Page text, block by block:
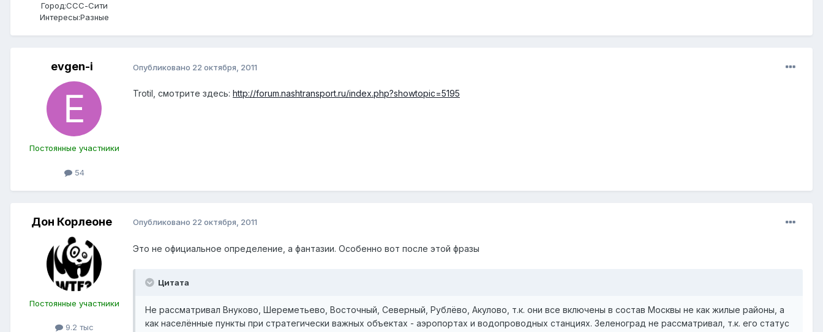
Город:ССС-Сити
Интересы:Разные
evgen-i
Постоянные участники
54
Опубликовано 22 октября, 2011
Trotil, смотрите здесь: http://forum.nashtransport.ru/index.php?showtopic=5195
Дон Корлеоне
Постоянные участники
9.2 тыс
Опубликовано 22 октября, 2011
Это не официальное определение, а фантазии. Особенно вот после этой фразы
Цитата
Не рассматривал Внуково, Шереметьево, Восточный, Северный, Рублёво, Акулово, т.к. они все включены в состав Москвы не как жилые районы, а
как населённые пункты при стратегически важных объектах - аэропортах и водопроводных станциях. Зеленоград не рассматривал, т.к. его статус